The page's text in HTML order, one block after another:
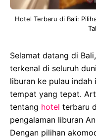
Hotel Terbaru di Bali:
Selamat datang di
terkenal di seluruh
liburan ke pulau indah
tempat yang tepat.
tentang hotel terbaru
pengalaman liburan
Dengan pilihan